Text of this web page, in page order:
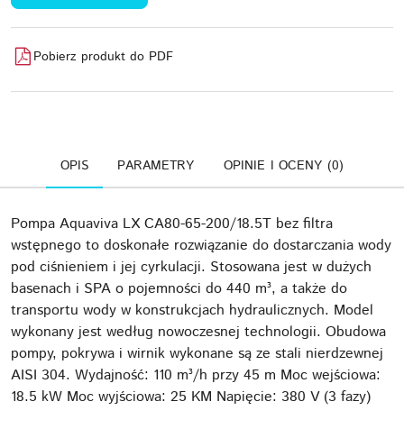
Pobierz produkt do PDF
OPIS PARAMETRY OPINIE I OCENY (0)
Pompa Aquaviva LX CA80-65-200/18.5T bez filtra
wstępnego to doskonałe rozwiązanie do dostarczania wody
pod ciśnieniem i jej cyrkulacji. Stosowana jest w dużych
basenach i SPA o pojemności do 440 m³, a także do
transportu wody w konstrukcjach hydraulicznych. Model
wykonany jest według nowoczesnej technologii. Obudowa
pompy, pokrywa i wirnik wykonane są ze stali nierdzewnej
AISI 304. Wydajność: 110 m³/h przy 45 m Moc wejściowa:
18.5 kW Moc wyjściowa: 25 KM Napięcie: 380 V (3 fazy)